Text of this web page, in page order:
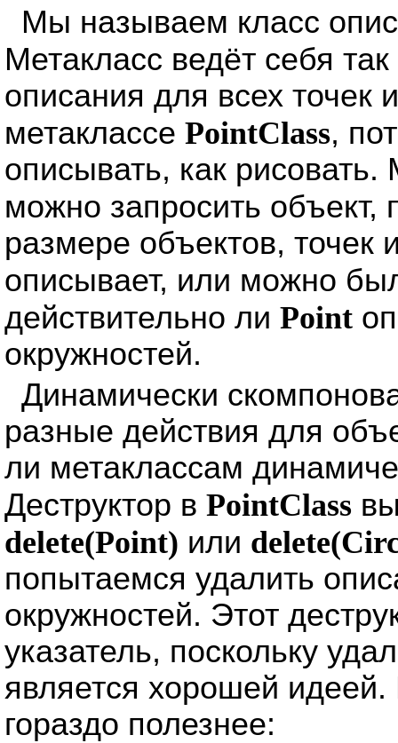
Мы называем класс
Метакласс ведёт себя
описания для всех точек
метаклассе PointClass,
описывать, как
можно запросить
размере объектов, точек
описывает, или можно
действительно ли Point
окружностей.
Динамически
разные действия для
ли метаклассам
Деструктор в PointClass
delete(Point) или
попытаемся удалить
окружностей. Этот
указатель, поскольку
является хорошей идеей.
гораздо полезнее: